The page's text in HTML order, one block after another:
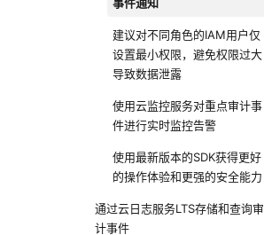
建议对不同角色的IAM用户仅
设置最小权限，避免权限过大
导致数据泄露
使用云监控服务对重点审计事
件进行实时监控告警
使用最新版本的SDK获得更好
的操作体验和更强的安全能力
通过云日志服务LTS存储和查询审
计事件